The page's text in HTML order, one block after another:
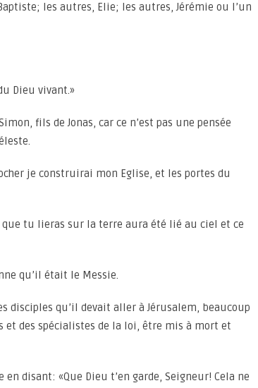
les autres, Elie; les autres, Jérémie ou l’un
Dieu vivant.»
fils de Jonas, car ce n’est pas une pensée
je construirai mon Eglise, et les portes du
que tu lieras sur la terre aura été lié au ciel et ce
qu’il était le Messie.
disciples qu’il devait aller à Jérusalem, beaucoup
et des spécialistes de la loi, être mis à mort et
disant: «Que Dieu t’en garde, Seigneur! Cela ne